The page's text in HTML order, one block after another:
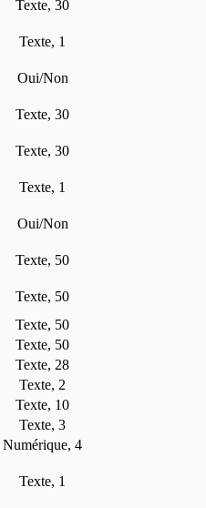
Texte, 30
Texte, 1
Oui/Non
Texte, 30
Texte, 30
Texte, 1
Oui/Non
Texte, 50
Texte, 50
Texte, 50
Texte, 50
Texte, 28
Texte, 2
Texte, 10
Texte, 3
Numérique, 4
Texte, 1